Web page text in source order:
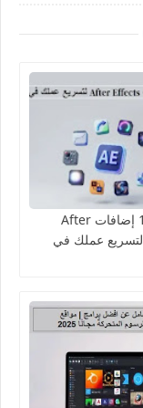
أفضل 10 إضافات After
Effects لتسريع عملك في